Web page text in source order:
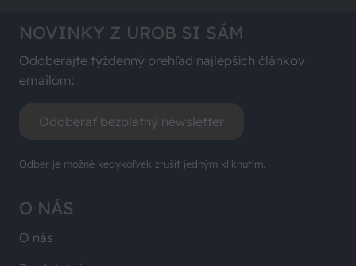
O NÁS
O nás
NOVINKY Z UROB SI SÁM
Odoberajte týždenný prehľad najlepších článkov
emailom:
Odoberať bezplatný newsletter
Odber je možné kedykoľvek zrušiť jedným kliknutím.